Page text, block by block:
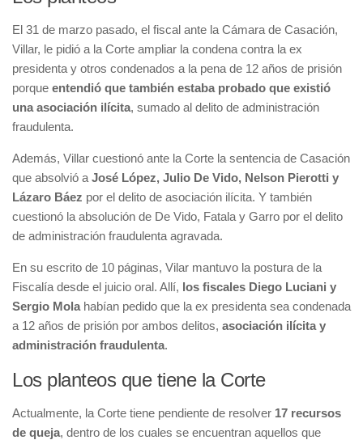
El 31 de marzo pasado, el fiscal ante la Cámara de Casación,
Villar, le pidió a la Corte ampliar la condena contra la ex
presidenta y otros condenados a la pena de 12 años de prisión
porque entendió que también estaba probado que existió
una asociación ilícita, sumado al delito de administración
fraudulenta.
Además, Villar cuestionó ante la Corte la sentencia de Casación
que absolvió a José López, Julio De Vido, Nelson Pierotti y
Lázaro Báez por el delito de asociación ilícita. Y también
cuestionó la absolución de De Vido, Fatala y Garro por el delito
de administración fraudulenta agravada.
En su escrito de 10 páginas, Vilar mantuvo la postura de la
Fiscalía desde el juicio oral. Allí, los fiscales Diego Luciani y
Sergio Mola habían pedido que la ex presidenta sea condenada
a 12 años de prisión por ambos delitos, asociación ilícita y
administración fraudulenta.
Los planteos que tiene la Corte
Actualmente, la Corte tiene pendiente de resolver 17 recursos
de queja, dentro de los cuales se encuentran aquellos que